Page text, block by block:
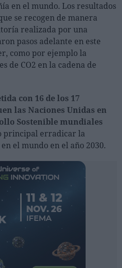
Registrarse
SESIÓN
EN
en el mundo. Los resultados
se recogen de manera
realizada por una
pasos adelante en este
como por ejemplo la
de CO2 en la cadena de
con 16 de los 17
las Naciones Unidas en
Sostenible mundiales
principal erradicar la
el mundo en el año 2030.